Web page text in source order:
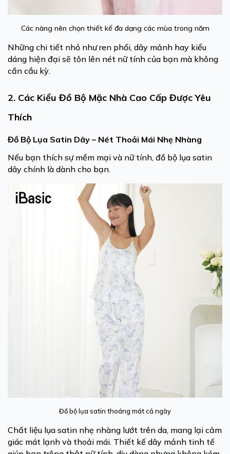
Các nàng nên chọn thiết kế đa dạng các mùa trong năm
Những chi tiết nhỏ như ren phối, dây mảnh hay kiểu
dáng hiện đại sẽ tôn lên nét nữ tính của bạn mà không
cần cầu kỳ.
2. Các Kiểu Đồ Bộ Mặc Nhà Cao Cấp Được Yêu
Thích
Đồ Bộ Lụa Satin Dây – Nét Thoải Mái Nhẹ Nhàng
Nếu bạn thích sự mềm mại và nữ tính, đồ bộ lụa satin
dây chính là dành cho bạn.
Đồ bộ lụa satin thoáng mát cả ngày
Chất liệu lụa satin nhẹ nhàng lướt trên da, mang lại cảm
giác mát lạnh và thoải mái. Thiết kế dây mảnh tinh tế